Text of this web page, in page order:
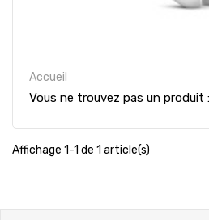
Accueil
Vous ne trouvez pas un
Affichage 1-1 de 1 article(s)